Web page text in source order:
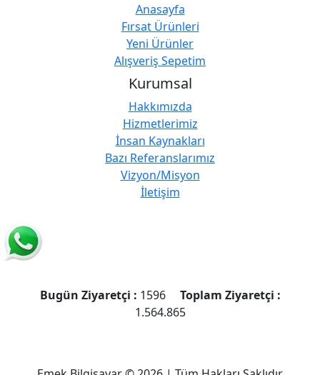
Anasayfa
Fırsat Ürünleri
Yeni Ürünler
Alışveriş Sepetim
Kurumsal
Hakkımızda
Hizmetlerimiz
İnsan Kaynakları
Bazı Referanslarımız
Vizyon/Misyon
İletişim
Bugün Ziyaretçi : 1596
Toplam Ziyaretçi :
1.564.865